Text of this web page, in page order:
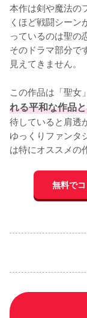
本作は剣や魔法の
くほど戦闘シーン
っているのは聖の
そのドラマ部分で
見えてきません。
この作品は「聖女
れる平和な作品
待していると肩透
ゆっくりファンタ
は特にオススメの
無料で